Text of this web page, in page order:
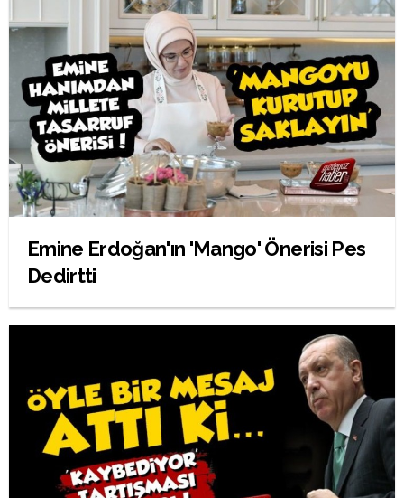
Emine Erdoğan'ın 'Mango' Önerisi Pes
Dedirtti